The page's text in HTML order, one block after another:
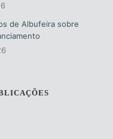
de Albufeira sobre